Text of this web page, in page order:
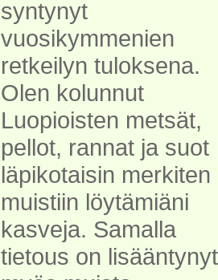
syntynyt
vuosikymmenien
retkeilyn tuloksena.
Olen kolunnut
Luopioisten metsät,
pellot, rannat ja suot
läpikotaisin merkiten
muistiin löytämiäni
kasveja. Samalla
tietous on lisääntynyt